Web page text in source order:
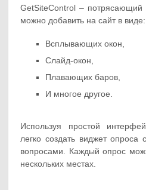
GetSiteControl – потрясающий
можно добавить на сайт в виде:
Всплывающих окон,
Слайд-окон,
Плавающих баров,
И многое другое.
Используя простой
легко создать виджет
вопросами. Каждый опрос
нескольких местах.